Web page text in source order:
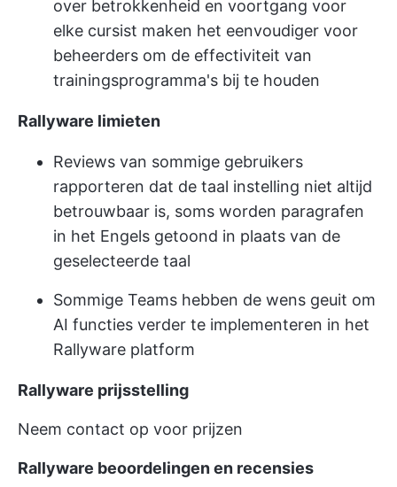
over betrokkenheid en voortgang voor
elke cursist maken het eenvoudiger voor
beheerders om de effectiviteit van
trainingsprogramma's bij te houden
Rallyware limieten
Reviews van sommige gebruikers
rapporteren dat de taal instelling niet altijd
betrouwbaar is, soms worden paragrafen
in het Engels getoond in plaats van de
geselecteerde taal
Sommige Teams hebben de wens geuit om
AI functies verder te implementeren in het
Rallyware platform
Rallyware prijsstelling
Neem contact op voor prijzen
Rallyware beoordelingen en recensies